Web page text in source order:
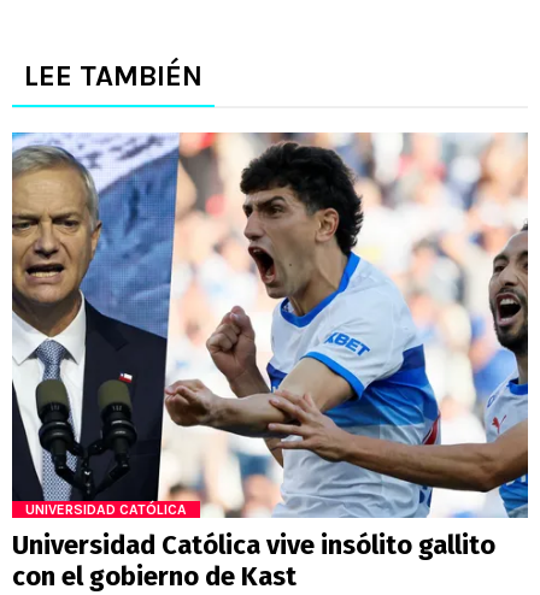
LEE TAMBIÉN
UNIVERSIDAD CATÓLICA
Universidad Católica vive insólito gallito
con el gobierno de Kast